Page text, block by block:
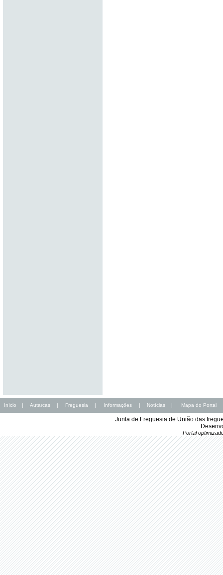
Início | Autarcas | Freguesia | Informações | Notícias | Mapa do Portal
Junta de Freguesia de União das
Portal